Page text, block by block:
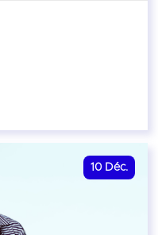
10 Déc.